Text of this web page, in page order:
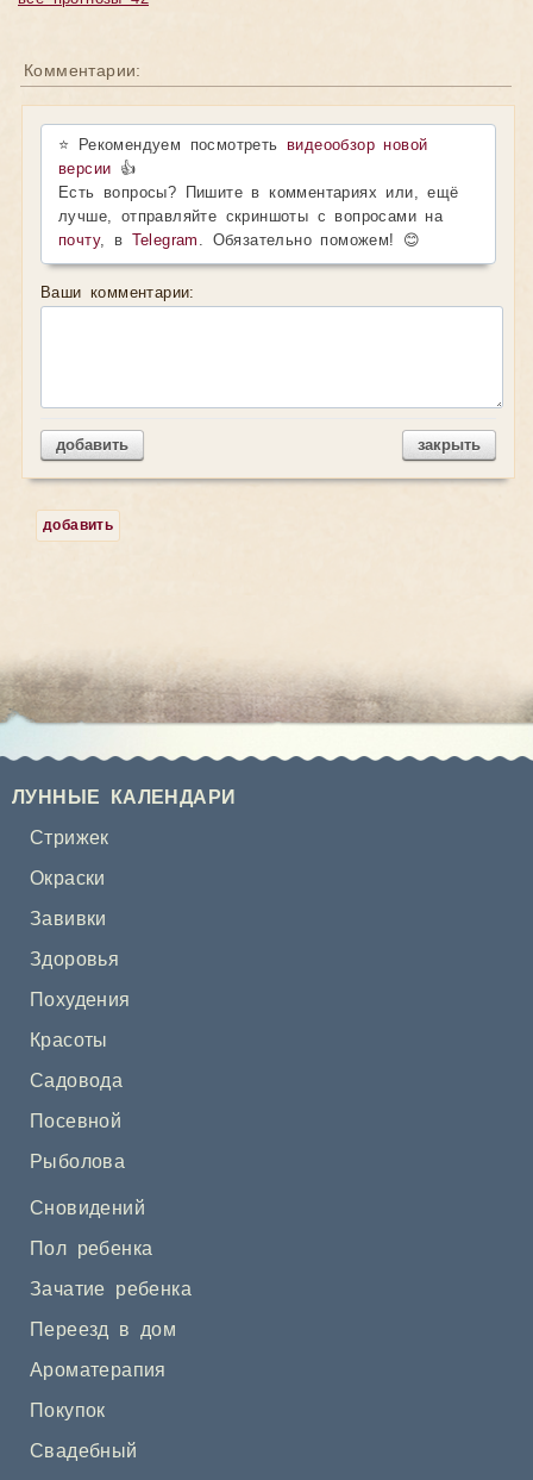
Комментарии:
⭐ Рекомендуем посмотретьвидеообзор новой
версии 👍
Есть вопросы? Пишите в комментариях или, ещё
лучше, отправляйте скриншоты с вопросами на
почту, в Telegram . Обязательно поможем! 😊
Ваши комментарии:
добавить закрыть
добавить
ЛУННЫЕ КАЛЕНДАРИ
Стрижек
Окраски
Завивки
Здоровья
Похудения
Красоты
Садовода
Посевной
Рыболова
Сновидений
Пол ребенка
Зачатие ребенка
Переезд в дом
Ароматерапия
Покупок
Свадебный